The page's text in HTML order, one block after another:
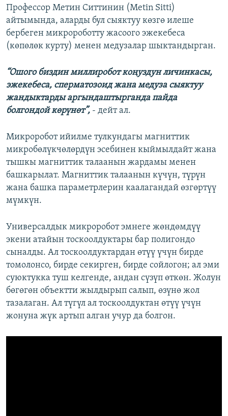
Профессор Метин Ситтинин (Metin Sitti)
айтымында, аларды бул сыяктуу көзгө илеше
бербеген микророботту жасоого эжекебеса
(көпөлөк курту) менен медузалар шыктандырган.
“Ошого биздин миллиробот коңуздун личинкасы,
эжекебеса, сперматозоид жана медуза сыяктуу
жандыктарды аргындаштырганда пайда
болгондой көрүнөт”, - дейт ал.
Микроробот ийилме тулкундагы магниттик
микробөлүкчөлөрдүн эсебинен кыймылдайт жана
тышкы магниттик талаанын жардамы менен
башкарылат. Магниттик талаанын күчүн, түрүн
жана башка параметрлерин каалагандай өзгөртүү
мүмкүн.
Универсалдык микроробот эмнеге жөндөмдүү
экени атайын тоскоолдуктары бар полигондо
сыналды. Ал тоскоолдуктардан өтүү үчүн бирде
томолонсо, бирде секирген, бирде сойлогон; ал эми
суюктукка туш келгенде, андан сүзүп өткөн. Жолун
бөгөгөн объектти жылдырып салып, өзүнө жол
тазалаган. Ал түгүл ал тоскоолдуктан өтүү үчүн
жонуна жүк артып алган учур да болгон.